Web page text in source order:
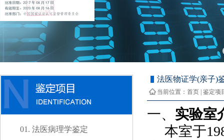
01. 法医病理学鉴定
法医物证学(亲子)
当前位置： 首页 鉴定项
一、 实验室
本室于